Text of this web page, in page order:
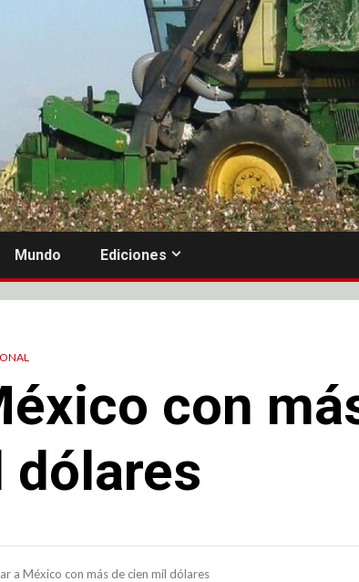
Mundo Ediciones
con
a México con más de cien mil dólares